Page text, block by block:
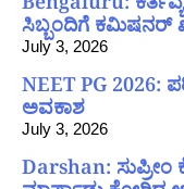
ಸಿಬ್ಬಂದಿಗೆ ಕಮಿಷನರ್
July 3, 2026
NEET PG 2026:
ಅವಕಾಶ
July 3, 2026
Darshan: